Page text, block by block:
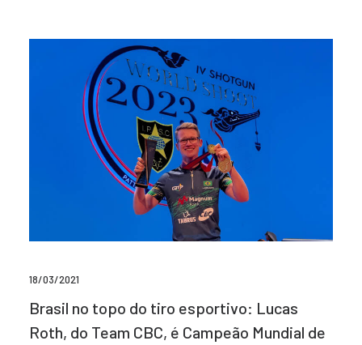
18/03/2021
Brasil no topo do tiro esportivo: Lucas
Roth, do Team CBC, é Campeão Mundial de